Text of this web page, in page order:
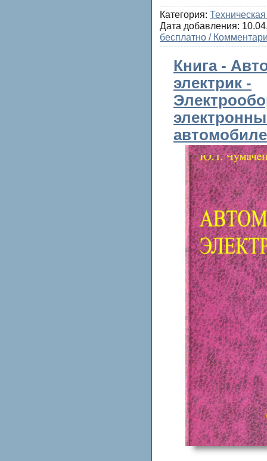
Категория:
Дата добавления:
бесплатно /
Книга -
электрик -